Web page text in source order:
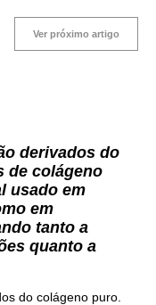
Ver próximo artigo
derivados do
de colágeno
usado em
em
tanto a
quanto a
do colágeno puro.